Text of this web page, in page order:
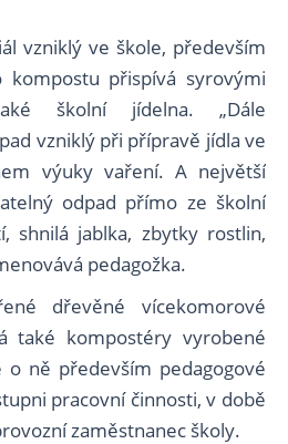
vzniklý ve škole, především
kompostu přispívá syrovými
školní jídelna. „Dále
vzniklý při přípravě jídla ve
výuky vaření. A největší
odpad přímo ze školní
shnilá jablka, zbytky rostlin,
pedagožka.
dřevěné vícekomorové
také kompostéry vyrobené
o ně především pedagogové
pracovní činnosti, v době
zaměstnanec školy.